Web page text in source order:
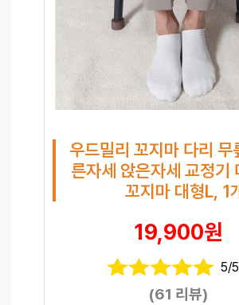
우드밀리 꼬지마 다리 무
른자세 앉은자세 교정기
꼬지마 대형L, 1
19,900원
5/
(61 리뷰)